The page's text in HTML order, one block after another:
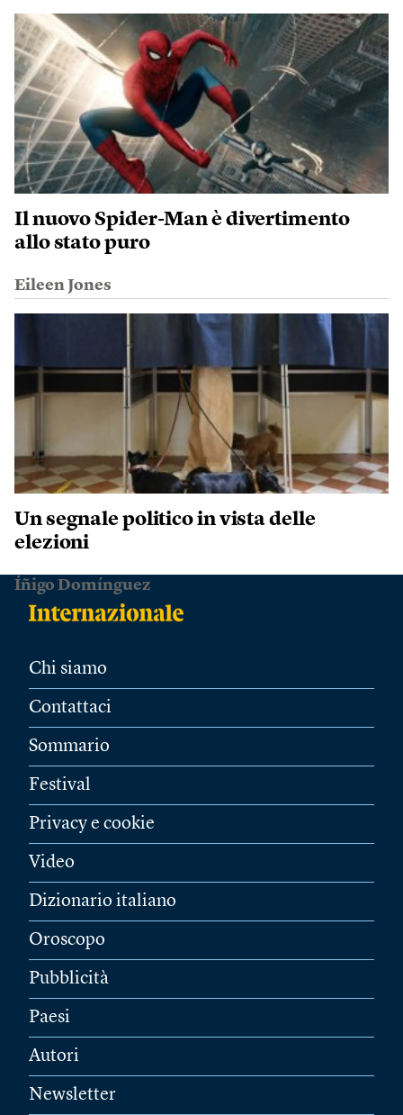
Il nuovo Spider-Man è divertimento
allo stato puro
Eileen Jones
Un segnale politico in vista delle
elezioni
Íñigo Domínguez
Chi siamo
Contattaci
Sommario
Festival
Privacy e cookie
Video
Dizionario italiano
Oroscopo
Pubblicità
Paesi
Autori
Newsletter